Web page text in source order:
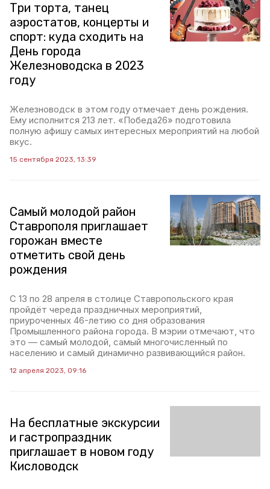
Три торта, танец
аэростатов, концерты и
спорт: куда сходить на
День города
Железноводска в 2023
году
Железноводск в этом году отмечает день рождения.
Ему исполнится 213 лет. «Победа26» подготовила
полную афишу самых интересных мероприятий на любой
вкус.
15 сентября 2023, 13:39
Самый молодой район
Ставрополя приглашает
горожан вместе
отметить свой день
рождения
С 13 по 28 апреля в столице Ставропольского края
пройдёт череда праздничных мероприятий,
приуроченных 46-летию со дня образования
Промышленного района города. В мэрии отмечают, что
это — самый молодой, самый многочисленный по
населению и самый динамично развивающийся район.
12 апреля 2023, 09:16
На бесплатные экскурсии
и гастропраздник
приглашает в новом году
Кисловодск